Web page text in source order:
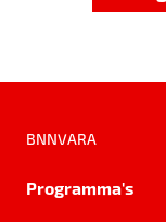
BNNVARA
Programma's